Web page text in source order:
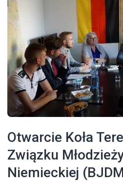
Otwarcie Koła
Związku
Niemieckiej